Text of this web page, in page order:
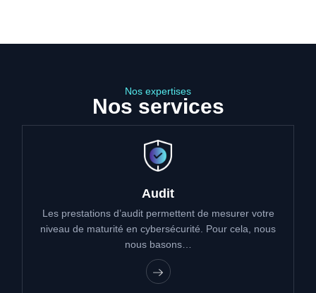
Nos expertises
Nos services
Audit
Les prestations d’audit permettent de mesurer votre
niveau de maturité en cybersécurité. Pour cela, nous
nous basons…